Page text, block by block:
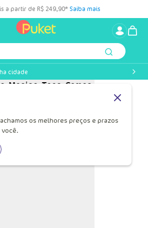
a partir de R$ 249,90* Saiba mais
cidade
os melhores preços e prazos